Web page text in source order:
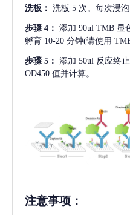
洗板： 洗板 5 次。每次浸泡
步骤 4： 添加 90ul TMB 显
孵育 10-20 分钟(请使用
步骤 5： 添加 50ul 反应终
OD450 值并计算。
注意事项 ：